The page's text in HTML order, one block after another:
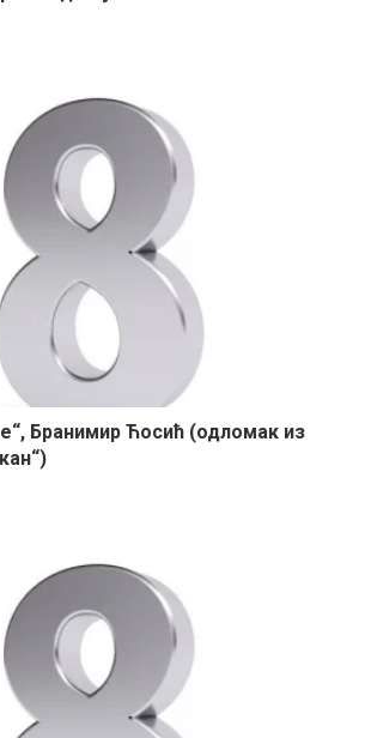
Бранимир Ћосић (одломак из